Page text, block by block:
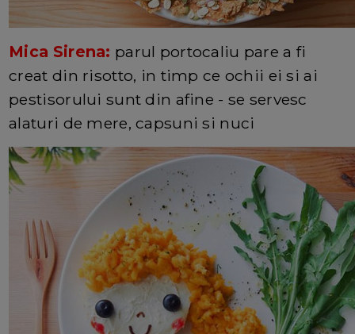
Mica Sirena: parul portocaliu pare a fi
creat din risotto, in timp ce ochii ei si ai
pestisorului sunt din afine - se servesc
alaturi de mere, capsuni si nuci